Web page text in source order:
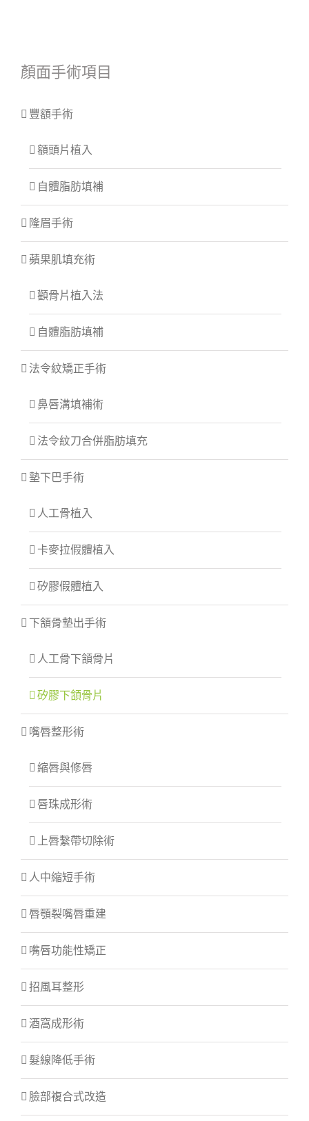
顏面手術項目
豐額手術
額頭片植入
自體脂肪填補
隆眉手術
蘋果肌填充術
顴骨片植入法
自體脂肪填補
法令紋矯正手術
鼻唇溝填補術
法令紋刀合併脂肪填充
墊下巴手術
人工骨植入
卡麥拉假體植入
矽膠假體植入
下頷骨墊出手術
人工骨下頷骨片
矽膠下頷骨片
嘴唇整形術
縮唇與修唇
唇珠成形術
上唇繫帶切除術
人中縮短手術
唇顎裂嘴唇重建
嘴唇功能性矯正
招風耳整形
酒窩成形術
髮線降低手術
臉部複合式改造